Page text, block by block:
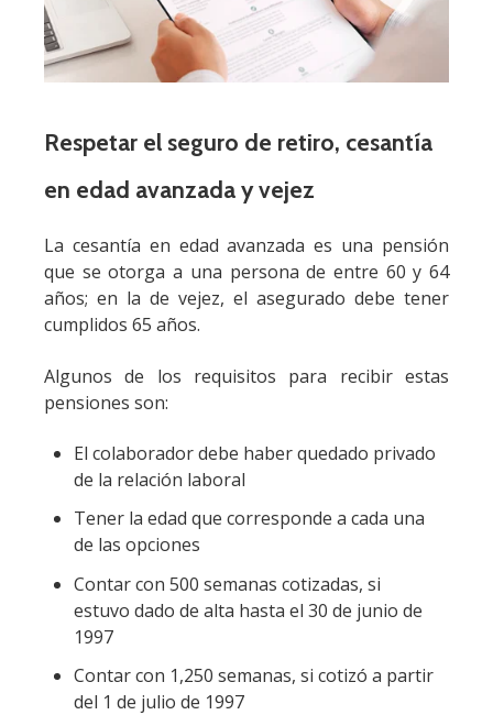
Respetar el seguro de retiro, cesantía
en edad avanzada y vejez
La cesantía en edad avanzada es una pensión
que se otorga a una persona de entre 60 y 64
años; en la de vejez, el asegurado debe tener
cumplidos 65 años.
Algunos de los requisitos para recibir estas
pensiones son:
El colaborador debe haber quedado privado
de la relación laboral
Tener la edad que corresponde a cada una
de las opciones
Contar con 500 semanas cotizadas, si
estuvo dado de alta hasta el 30 de junio de
1997
Contar con 1,250 semanas, si cotizó a partir
del 1 de julio de 1997